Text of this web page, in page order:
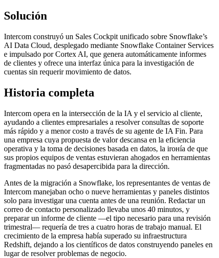
Solución
Intercom construyó un Sales Cockpit unificado sobre Snowflake’s
AI Data Cloud, desplegado mediante Snowflake Container Services
e impulsado por Cortex AI, que genera automáticamente informes
de clientes y ofrece una interfaz única para la investigación de
cuentas sin requerir movimiento de datos.
Historia completa
Intercom opera en la intersección de la IA y el servicio al cliente,
ayudando a clientes empresariales a resolver consultas de soporte
más rápido y a menor costo a través de su agente de IA Fin. Para
una empresa cuya propuesta de valor descansa en la eficiencia
operativa y la toma de decisiones basada en datos, la irонía de que
sus propios equipos de ventas estuvieran ahogados en herramientas
fragmentadas no pasó desapercibida para la dirección.
Antes de la migración a Snowflake, los representantes de ventas de
Intercom manejaban ocho o nueve herramientas y paneles distintos
solo para investigar una cuenta antes de una reunión. Redactar un
correo de contacto personalizado llevaba unos 40 minutos, y
preparar un informe de cliente —el tipo necesario para una revisión
trimestral— requería de tres a cuatro horas de trabajo manual. El
crecimiento de la empresa había superado su infraestructura
Redshift, dejando a los científicos de datos construyendo paneles en
lugar de resolver problemas de negocio.